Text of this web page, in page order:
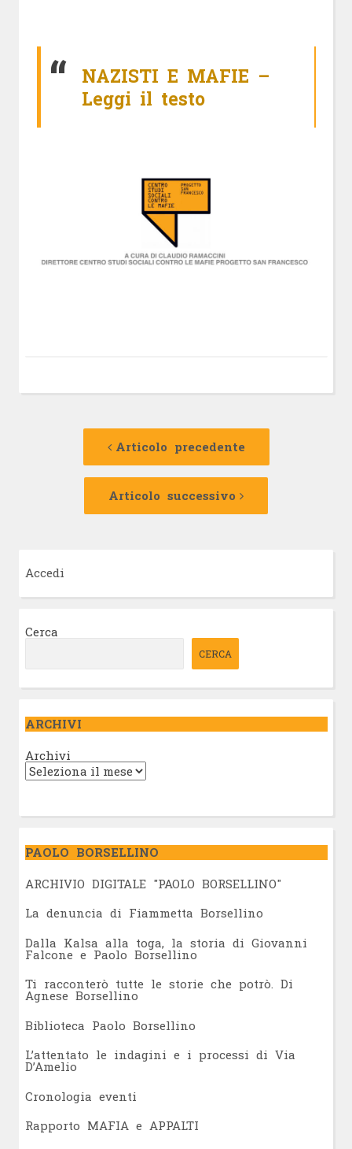
NAZISTI E MAFIE –
Leggi il testo
Navigazione
Articolo precedente
Articolo
Articolo successivo
Articolo
Accedi
Cerca
CERCA
ARCHIVI
Archivi
PAOLO BORSELLINO
ARCHIVIO DIGITALE "PAOLO BORSELLINO"
La denuncia di Fiammetta Borsellino
Dalla Kalsa alla toga, la storia di Giovanni
Falcone e Paolo Borsellino
Ti racconterò tutte le storie che potrò. Di
Agnese Borsellino
Biblioteca Paolo Borsellino
L’attentato le indagini e i processi di Via
D’Amelio
Cronologia eventi
Rapporto MAFIA e APPALTI